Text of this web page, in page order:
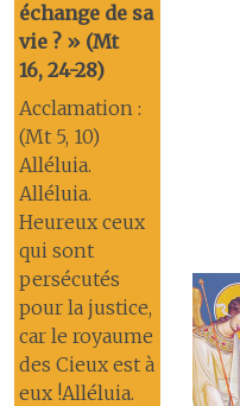
échange de sa
vie ? » (Mt
16, 24-28)
Acclamation :
(Mt 5, 10)
Alléluia.
Alléluia.
Heureux ceux
qui sont
persécutés
pour la justice,
car le royaume
des Cieux est à
eux !Alléluia.